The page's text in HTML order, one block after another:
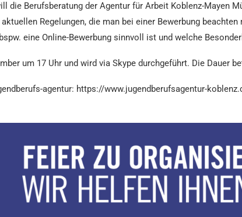
die Berufsberatung der Agentur für Arbeit Koblenz-Mayen
Regelungen, die man bei einer Bewerbung
eine Online-Bewerbung sinnvoll ist und welche
um 17 Uhr und wird via Skype durchgeführt. Die Dauer
agentur: https://www.jugendberufsagentur-